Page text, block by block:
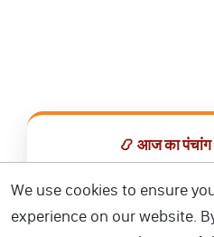
📿 आज का पंचांग
📅 हिंदी कैलेंडर
We use cookies to ensure
experience on our website.